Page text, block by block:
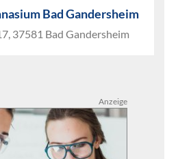
Bad Gandersheim
37581 Bad Gandersheim
Anzeige